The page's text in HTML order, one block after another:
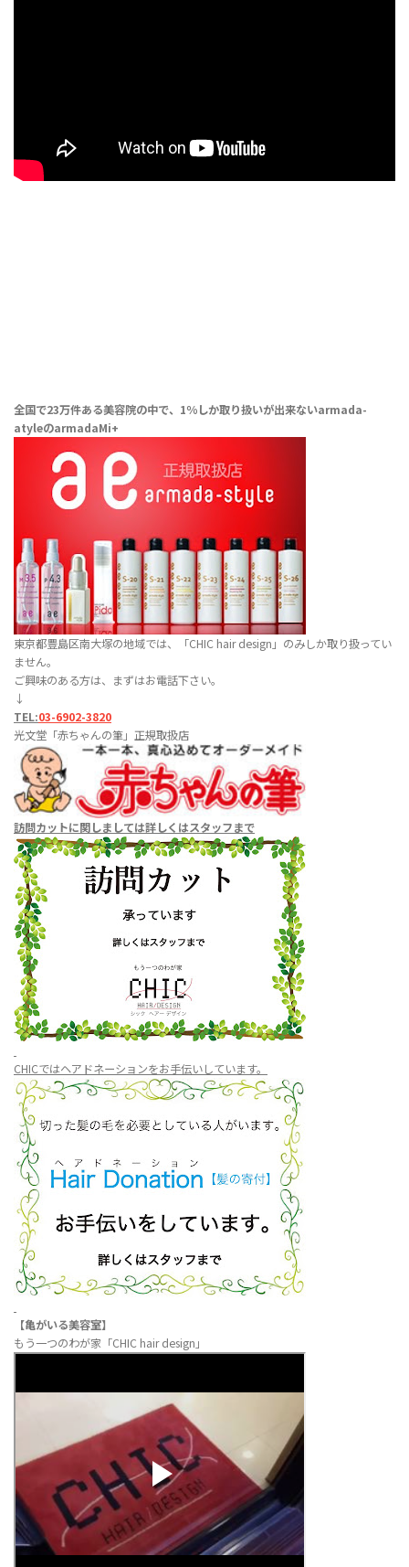
全国で23万件ある美容院の中で、1％しか取り扱いが出来ないarmada-
atyleのarmadaMi+
東京都豊島区南大塚の地域では、「CHIC hair design」のみしか取り扱ってい
ません。
ご興味のある方は、まずはお電話下さい。
↓
TEL:03-6902-3820
光文堂「赤ちゃんの筆」正規取扱店
訪問カットに関しましては詳しくはスタッフまで
CHICではヘアドネーションをお手伝いしています。
【亀がいる美容室】
もう一つのわが家「CHIC hair design」